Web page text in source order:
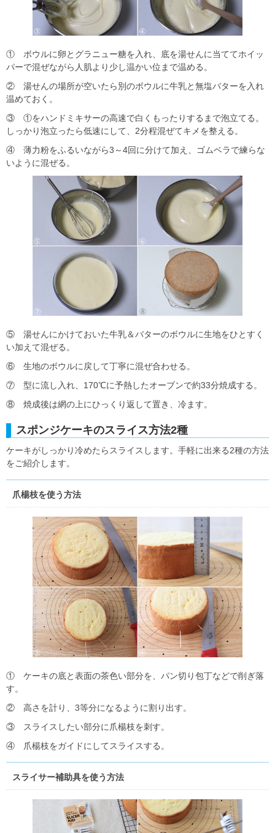
① ボウルに卵とグラニュー糖を入れ、底を湯せんに当ててホイッ
パーで混ぜながら人肌より少し温かい位まで温める。
② 湯せんの場所が空いたら別のボウルに牛乳と無塩バターを入れ
温めておく。
③ ①をハンドミキサーの高速で白くもったりするまで泡立てる。
しっかり泡立ったら低速にして、2分程混ぜてキメを整える。
④ 薄力粉をふるいながら3～4回に分けて加え、ゴムベラで練らな
いように混ぜる。
⑤ 湯せんにかけておいた牛乳＆バターのボウルに生地をひとすく
い加えて混ぜる。
⑥ 生地のボウルに戻して丁寧に混ぜ合わせる。
⑦ 型に流し入れ、170℃に予熱したオーブンで約33分焼成する。
⑧ 焼成後は網の上にひっくり返して置き、冷ます。
スポンジケーキのスライス方法2種
ケーキがしっかり冷めたらスライスします。手軽に出来る2種の方法
をご紹介します。
爪楊枝を使う方法
① ケーキの底と表面の茶色い部分を、パン切り包丁などで削ぎ落
す。
② 高さを計り、3等分になるように割り出す。
③ スライスしたい部分に爪楊枝を刺す。
④ 爪楊枝をガイドにしてスライスする。
スライサー補助具を使う方法